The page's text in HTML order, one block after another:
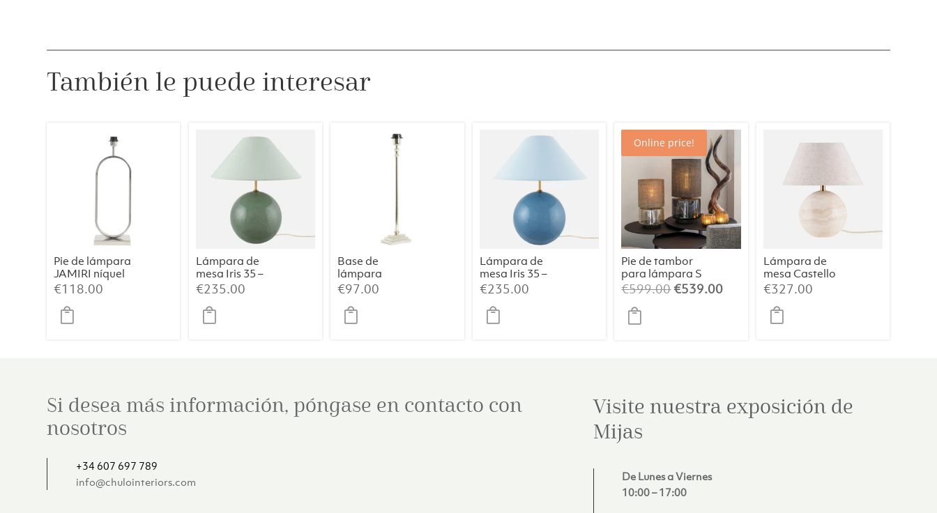
También le puede interesar
Pie de lámpara
JAMIRI níquel
€118.00
Lámpara de
mesa Iris 35 –
Verde
€235.00
Base de
lámpara
12×7,5×45 cm
KOTA níquel
€97.00
Lámpara de
mesa Iris 35 –
Azul paloma
€235.00
Online price!
Pie de tambor
para lámpara S
Champán/Beig
e/064
€599.00El
€539.00El
Lámpara de
mesa Castello
24 – Travertino
€327.00
Si desea más información, póngase en contacto con
nosotros
+34 607 697 789
info@chulointeriors.com
Visite nuestra exposición de
Mijas
De Lunes a Viernes
10:00 – 17:00